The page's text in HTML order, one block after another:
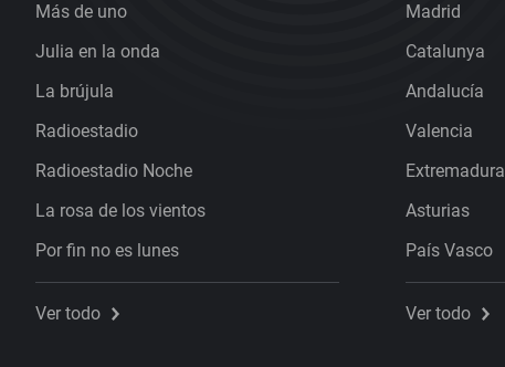
Más de uno
Julia en la onda
La brújula
Radioestadio
Radioestadio Noche
La rosa de los vientos
Por fin no es lunes
Ver todo
Madrid
Catalunya
Andalucía
Valencia
Extremadura
Asturias
País Vasco
Ver todo